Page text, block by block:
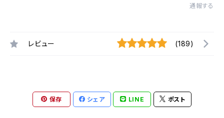
通報する
レビュー (189)
保存 シェア LINE ポスト